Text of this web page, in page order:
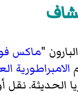
ماكس
الامبراطورية
سوريا